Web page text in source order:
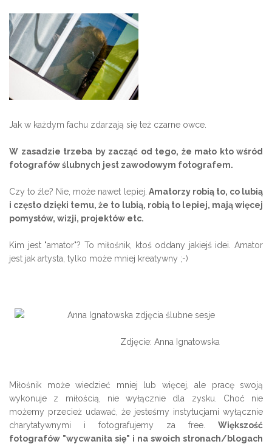
Jak w każdym fachu zdarzają się też czarne owce.
W zasadzie trzeba by zacząć od tego, że mało kto wśród
fotografów ślubnych jest zawodowym fotografem.
Czy to źle? Nie, może nawet lepiej. Amatorzy robią to, co lubią
i często dzięki temu, że to lubią, robią to lepiej, mają więcej
pomysłów, wizji, projektów etc.
Kim jest "amator"? To miłośnik, ktoś oddany jakiejś idei. Amator
jest jak artysta, tylko może mniej kreatywny ;-)
Zdjęcie: Anna Ignatowska
Miłośnik może wiedzieć mniej lub więcej, ale pracę swoją
wykonuje z miłością, nie wyłącznie dla zysku. Choć nie
możemy przecież udawać, że jesteśmy instytucjami wyłącznie
charytatywnymi i fotografujemy za free. Większość
fotografów "wycwaniła się" i na swoich stronach/blogach